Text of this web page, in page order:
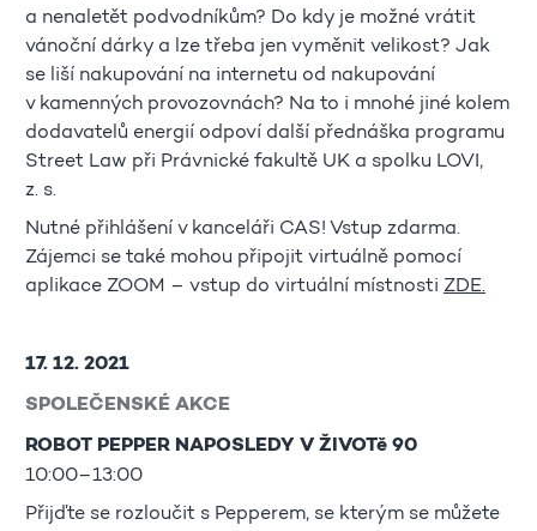
a nenaletět podvodníkům? Do kdy je možné vrátit
vánoční dárky a lze třeba jen vyměnit velikost? Jak
se liší nakupování na internetu od nakupování
v kamenných provozovnách? Na to i mnohé jiné kolem
dodavatelů energií odpoví další přednáška programu
Street Law při Právnické fakultě UK a spolku LOVI,
z. s.
Nutné přihlášení v kanceláři CAS! Vstup zdarma.
Zájemci se také mohou připojit virtuálně pomocí
aplikace ZOOM – vstup do virtuální místnosti ZDE.
17. 12. 2021
SPOLEČENSKÉ AKCE
ROBOT PEPPER NAPOSLEDY V ŽIVOTě 90
10:00–13:00
Přijďte se rozloučit s Pepperem, se kterým se můžete